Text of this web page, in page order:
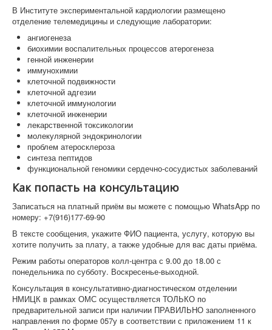
В Институте экспериментальной кардиологии размещено
отделение телемедицины и следующие лаборатории:
ангиогенеза
биохимии воспалительных процессов атерогенеза
генной инженерии
иммунохимии
клеточной подвижности
клеточной адгезии
клеточной иммунологии
клеточной инженерии
лекарственной токсикологии
молекулярной эндокринологии
проблем атеросклероза
синтеза пептидов
функциональной геномики сердечно-сосудистых заболеваний
Как попасть на консультацию
Записаться на платный приём вы можете с помощью WhatsApp по
номеру: +7(916)177-69-90
В тексте сообщения, укажите ФИО пациента, услугу, которую вы
хотите получить за плату, а также удобные для вас даты приёма.
Режим работы операторов колл-центра с 9.00 до 18.00 с
понедельника по субботу. Воскресенье-выходной.
Консультация в консультативно-диагностическом отделении
НМИЦК в рамках ОМС осуществляется ТОЛЬКО по
предварительной записи при наличии ПРАВИЛЬНО заполненного
направления по форме 057у в соответствии с приложением 11 к